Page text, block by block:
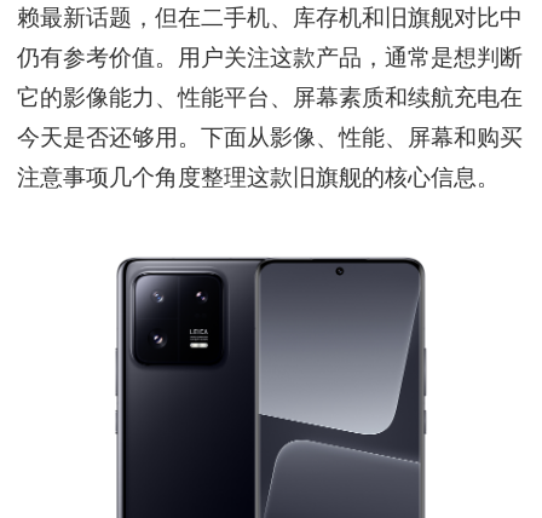
赖最新话题，但在二手机、库存机和旧旗舰对比中
仍有参考价值。用户关注这款产品，通常是想判断
它的影像能力、性能平台、屏幕素质和续航充电在
今天是否还够用。下面从影像、性能、屏幕和购买
注意事项几个角度整理这款旧旗舰的核心信息。